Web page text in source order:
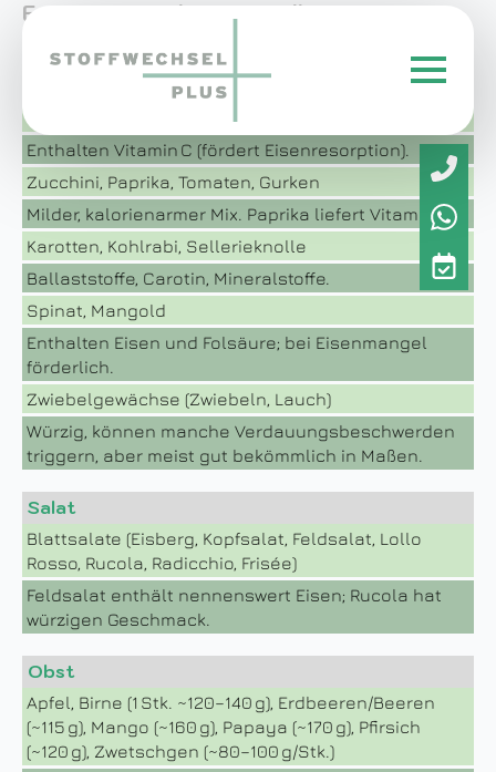
Erweiterte Lebensmittellisten
Gemüse (Eisen- und Basenfokus)
Brokkoli, Blumenkohl, Romanesco
Enthalten Vitamin C (fördert Eisenresorption).
Zucchini, Paprika, Tomaten, Gurken
Milder, kalorienarmer Mix. Paprika liefert Vitamin C.
Karotten, Kohlrabi, Sellerieknolle
Ballaststoffe, Carotin, Mineralstoffe.
Spinat, Mangold
Enthalten Eisen und Folsäure; bei Eisenmangel
förderlich.
Zwiebelgewächse (Zwiebeln, Lauch)
Würzig, können manche Verdauungsbeschwerden
triggern, aber meist gut bekömmlich in Maßen.
Salat
Blattsalate (Eisberg, Kopfsalat, Feldsalat, Lollo
Rosso, Rucola, Radicchio, Frisée)
Feldsalat enthält nennenswert Eisen; Rucola hat
würzigen Geschmack.
Obst
Apfel, Birne (1 Stk. ~120–140 g), Erdbeeren/Beeren
(~115 g), Mango (~160 g), Papaya (~170 g), Pfirsich
(~120 g), Zwetschgen (~80–100 g/Stk.)